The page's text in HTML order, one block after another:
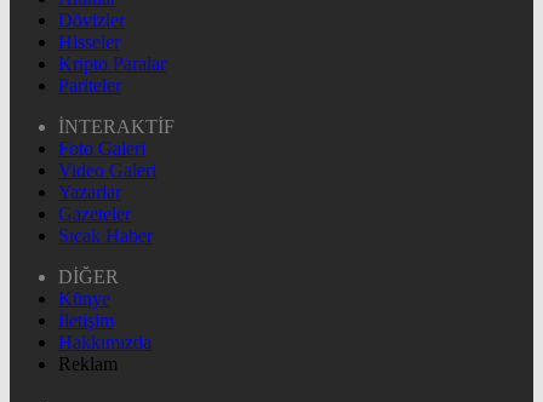
Dövizler
Hisseler
Kripto Paralar
Pariteler
İNTERAKTİF
Foto Galeri
Video Galeri
Yazarlar
Gazeteler
Sıcak Haber
DİĞER
Künye
İletişim
Hakkımızda
Reklam